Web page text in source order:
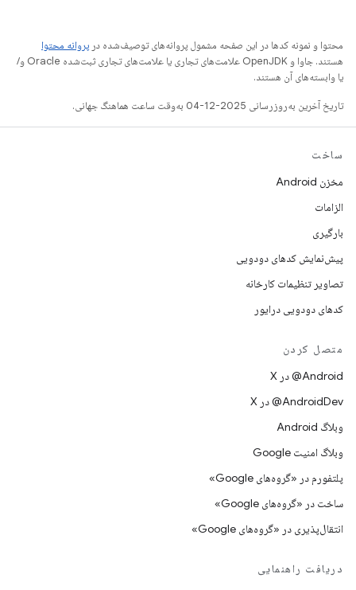
محتوا و نمونه کدها در این صفحه مشمول پروانه‌های توصیف‌شده در پروانه محتوا
هستند. جاوا و OpenJDK علامت‌های تجاری یا علامت‌های تجاری ثبت‌شده Oracle و/
یا وابسته‌های آن هستند.
تاریخ آخرین به‌روزرسانی 2025-12-04 به‌وقت ساعت هماهنگ جهانی.
ساخت
مخزن Android
الزامات
بارگیری
پیش‌نمایش کدهای دودویی
تصاویر تنظیمات کارخانه
کدهای دودویی درایور
متصل کردن
‫‎@Android در X
‫‎@AndroidDev در X
وبلاگ Android
وبلاگ امنیت Google
پلتفورم در «گروه‌های Google»
ساخت در «گروه‌های Google»
انتقال‌پذیری در «گروه‌های Google»
دریافت راهنمایی